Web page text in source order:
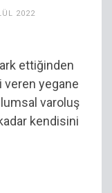
2022
ettiğinden
veren yegane
varoluş
kendisini